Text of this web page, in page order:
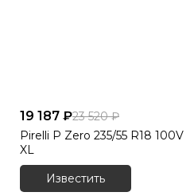
19 187 ₽23 520 ₽
Pirelli P Zero 235/55 R18 100V
XL
Известить